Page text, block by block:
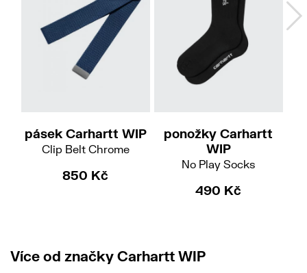
pásek Carhartt WIP
Clip Belt Chrome
850 Kč
ponožky Carhartt
WIP
No Play Socks
490 Kč
Více od značky Carhartt WIP